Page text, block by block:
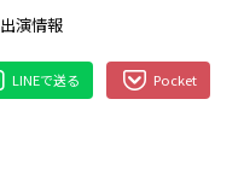
出演情報
LINEで送る Pocket